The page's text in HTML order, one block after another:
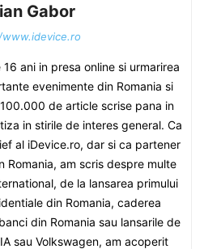
Gabor
ani in presa online si urmarirea
evenimente din Romania si
de article scrise pana in
in stirile de interes general. Ca
al iDevice.ro, dar si ca partener
Romania, am scris despre multe
de la lansarea primului
din Romania, caderea
din Romania sau lansarile de
sau Volkswagen, am acoperit